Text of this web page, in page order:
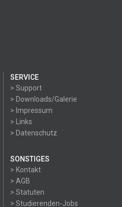
SERVICE
> Support
> Downloads/Galerie
> Impressum
> Links
> Datenschutz
SONSTIGES
> Kontakt
> AGB
> Statuten
> Studierenden-Jobs